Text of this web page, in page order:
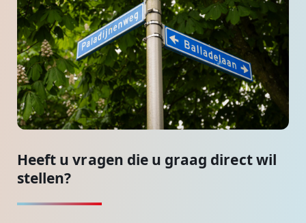
Heeft u vragen die u graag direct wil
stellen?